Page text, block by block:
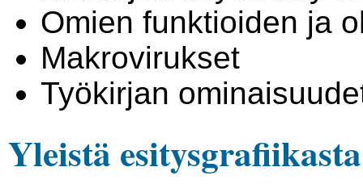
Omien funktioiden ja
Makrovirukset
Työkirjan
Yleistä esitysgrafiikasta